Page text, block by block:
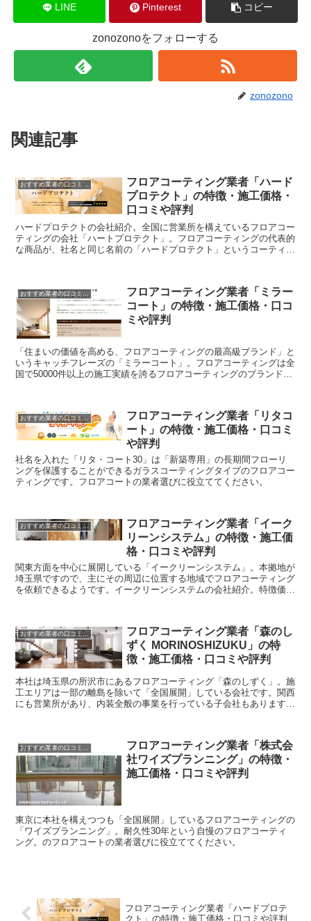
LINE Pinterest コピー
zonozonoをフォローする
zonozono
関連記事
おすすめ業者の口コミ評判
フロアコーティング業者「ハード
プロテクト」の特徴・施工価格・
口コミや評判
ハードプロテクトの会社紹介。全国に営業所を構えているフロアコー
ティングの会社「ハートプロテクト」。フロアコーティングの代表的
な商品が、社名と同じ名前の「ハードプロテクト」というコーティン
おすすめ業者の口コミ評判
フロアコーティング業者「ミラー
コート」の特徴・施工価格・口コ
ミや評判
「住まいの価値を高める、フロアコーティングの最高級ブランド」と
いうキャッチフレーズの「ミラーコート」。フロアコーティングは全
国で50000件以上の施工実績を誇るフロアコーティングのブランドな
おすすめ業者の口コミ評判
フロアコーティング業者「リタコ
ート」の特徴・施工価格・口コミ
や評判
社名を入れた「リタ・コート30」は「新築専用」の長期間フローリ
ングを保護することができるガラスコーティングタイプのフロアコー
ティングです。フロアコートの業者選びに役立ててください。
フロアコーティング業者「イーク
リーンシステム」の特徴・施工価
格・口コミや評判
関東方面を中心に展開している「イークリーンシステム」。本拠地が
埼玉県ですので、主にその周辺に位置する地域でフロアコーティング
を依頼できるようです。イークリーンシステムの会社紹介。特徴価格
おすすめ業者の口コミ評判
フロアコーティング業者「森のし
ずく MORINOSHIZUKU」の特
徴・施工価格・口コミや評判
本社は埼玉県の所沢市にあるフロアコーティング「森のしずく」。施
工エリアは一部の離島を除いて「全国展開」している会社です。関西
にも営業所があり、内装全般の事業を行っている子会社もあります。
フロアコーティング業者「株式会
社ワイズプランニング」の特徴・
施工価格・口コミや評判
東京に本社を構えつつも「全国展開」しているフロアコーティングの
「ワイズプランニング」。耐久性30年という自慢のフロアコーティ
ング。のフロアコートの業者選びに役立ててください。
フロアコーティング業者「ハードプロテ
クト」の特徴・施工価格・口コミや評判